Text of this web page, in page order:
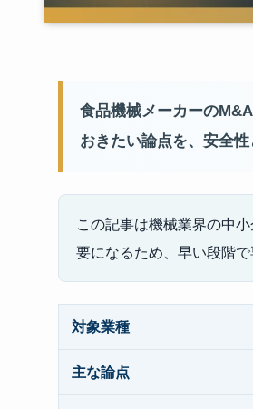
食品機械メーカーの
おきたい論点を、安全性
この記事は機械業界の中
要になるため、早い段階
対象業種
主な論点